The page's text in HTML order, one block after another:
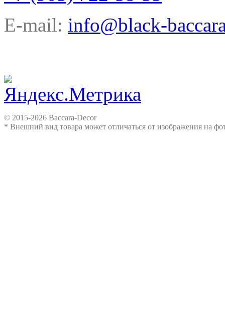
E-mail: info@black-
© 2015-2026 Baccara-Decor
* Внешний вид товара может отличаться от изображения на